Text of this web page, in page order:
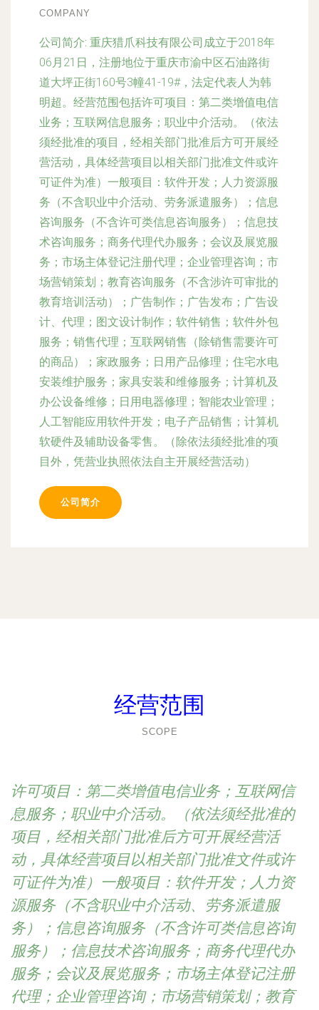
COMPANY
公司简介: 重庆猎爪科技有限公司成立于2018年
06月21日，注册地位于重庆市渝中区石油路街
道大坪正街160号3幢41-19#，法定代表人为韩
明超。经营范围包括许可项目：第二类增值电信
业务；互联网信息服务；职业中介活动。（依法
须经批准的项目，经相关部门批准后方可开展经
营活动，具体经营项目以相关部门批准文件或许
可证件为准）一般项目：软件开发；人力资源服
务（不含职业中介活动、劳务派遣服务）；信息
咨询服务（不含许可类信息咨询服务）；信息技
术咨询服务；商务代理代办服务；会议及展览服
务；市场主体登记注册代理；企业管理咨询；市
场营销策划；教育咨询服务（不含涉许可审批的
教育培训活动）；广告制作；广告发布；广告设
计、代理；图文设计制作；软件销售；软件外包
服务；销售代理；互联网销售（除销售需要许可
的商品）；家政服务；日用产品修理；住宅水电
安装维护服务；家具安装和维修服务；计算机及
办公设备维修；日用电器修理；智能农业管理；
人工智能应用软件开发；电子产品销售；计算机
软硬件及辅助设备零售。（除依法须经批准的项
目外，凭营业执照依法自主开展经营活动）
公司简介
经营范围
SCOPE
许可项目：第二类增值电信业务；互联网信
息服务；职业中介活动。（依法须经批准的
项目，经相关部门批准后方可开展经营活
动，具体经营项目以相关部门批准文件或许
可证件为准）一般项目：软件开发；人力资
源服务（不含职业中介活动、劳务派遣服
务）；信息咨询服务（不含许可类信息咨询
服务）；信息技术咨询服务；商务代理代办
服务；会议及展览服务；市场主体登记注册
代理；企业管理咨询；市场营销策划；教育